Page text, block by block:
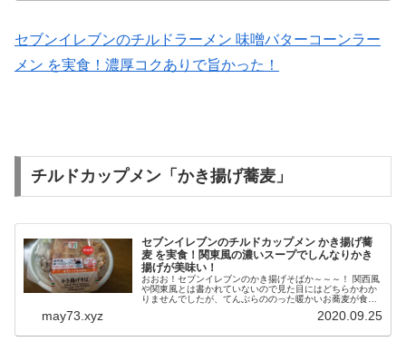
セブンイレブンのチルドラーメン 味噌バターコーンラー
メン を実食！濃厚コクありで旨かった！
チルドカップメン「かき揚げ蕎麦」
セブンイレブンのチルドカップメン かき揚げ蕎
麦 を実食！関東風の濃いスープでしんなりかき
揚げが美味い！
おおお！セブンイレブンのかき揚げそばか～～～！ 関西風
や関東風とは書かれていないので見た目にはどちらかわか
りませんでしたが、てんぷらののった暖かいお蕎麦が食べ
may73.xyz 2020.09.25